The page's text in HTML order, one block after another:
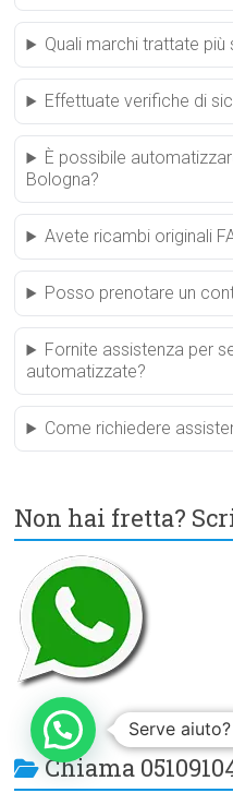
Quali marchi trattate più
Effettuate verifiche di
È possibile
Bologna?
Avete ricambi originali
Posso prenotare un
Fornite assistenza per
automatizzate?
Come richiedere
Non hai fretta?
Chiama
Serve